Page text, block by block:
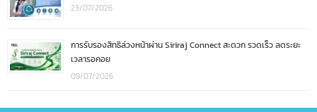
23/07/2026
การรับรองสิทธิล่วงหน้าผ่าน Siriraj Connect สะดวก รวดเร็ว ลดระยะ
เวลารอคอย
09/07/2026